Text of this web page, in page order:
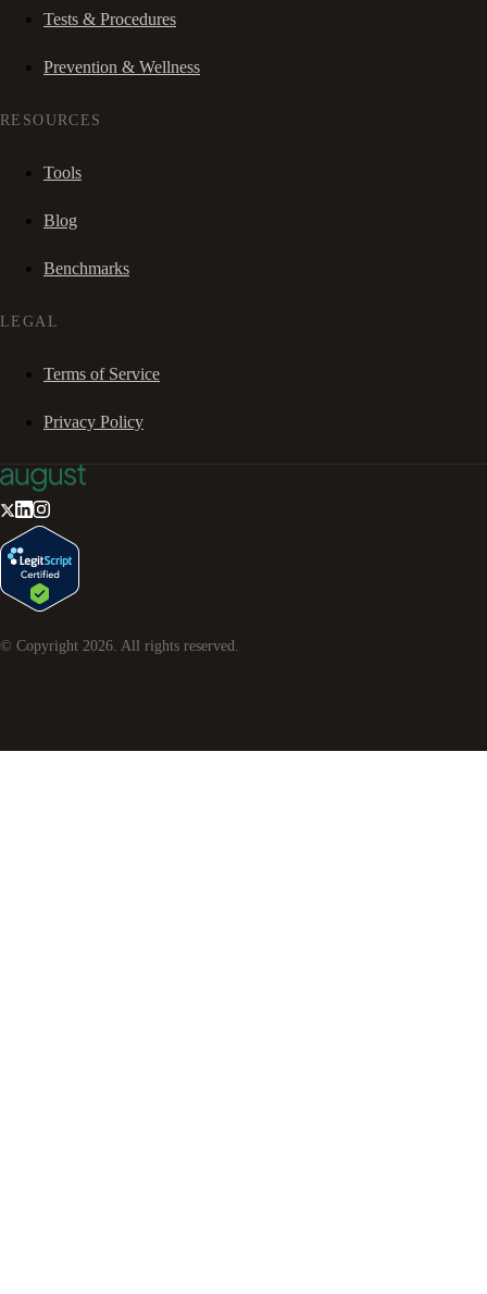
Tests & Procedures
Prevention & Wellness
RESOURCES
Tools
Blog
Benchmarks
LEGAL
Terms of Service
Privacy Policy
© Copyright 2026. All rights reserved.